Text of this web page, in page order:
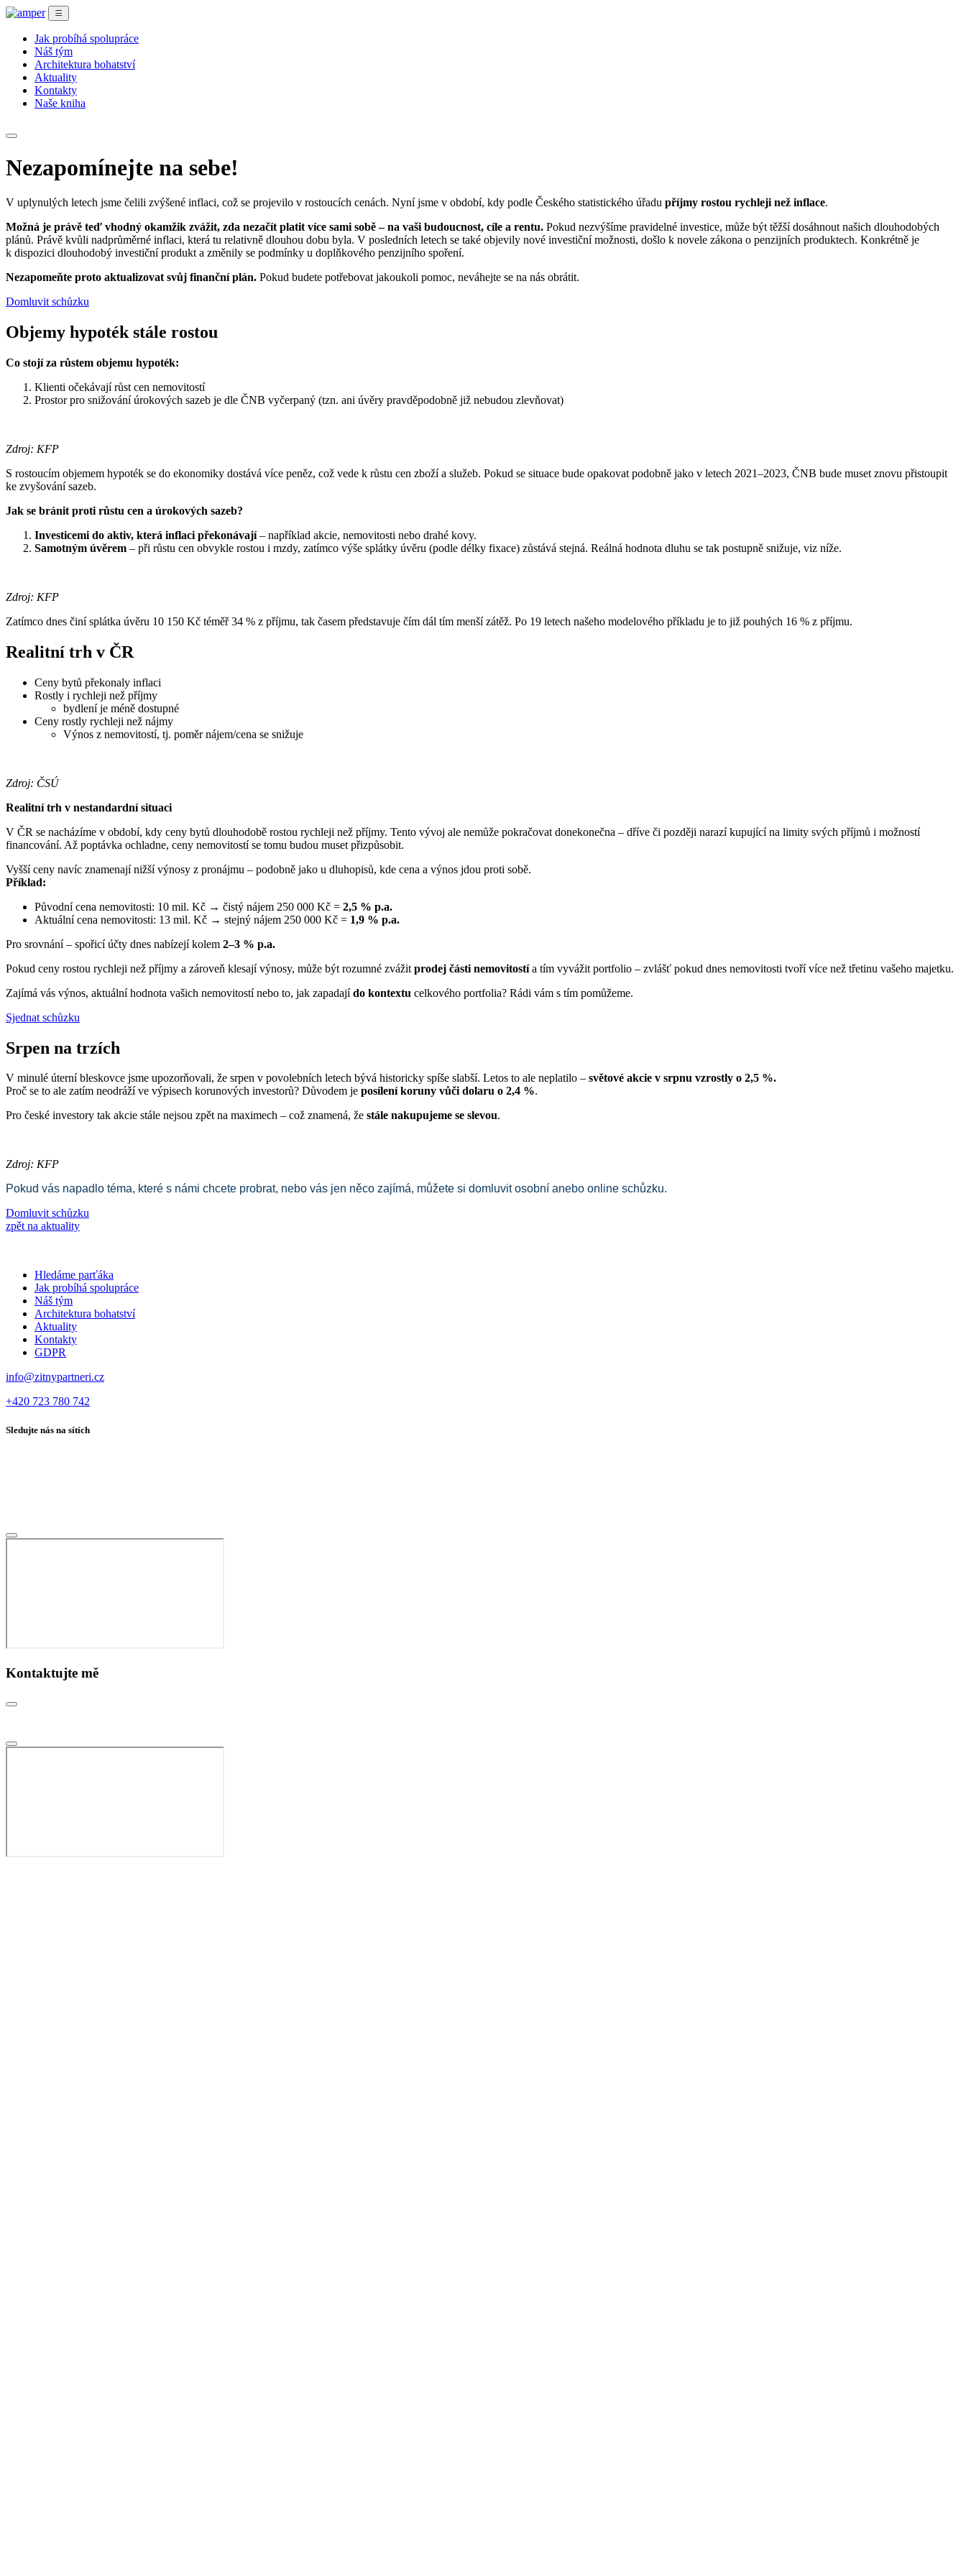
Jak probíhá spolupráce
Náš tým
Architektura bohatství
Aktuality
Kontakty
Naše kniha
Nezapomínejte na sebe!
V uplynulých letech jsme čelili zvýšené inflaci, což se projevilo v rostoucích cenách. Nyní jsme v období, kdy podle Českého statistického úřadu příjmy rostou rychleji než inflace.
Možná je právě teď vhodný okamžik zvážit, zda nezačít platit více sami sobě – na vaši budoucnost, cíle a rentu. Pokud nezvýšíme pravidelné investice, může být těžší dosáhnout našich dlouhodobých
plánů. Právě kvůli nadprůměrné inflaci, která tu relativně dlouhou dobu byla. V posledních letech se také objevily nové investiční možnosti, došlo k novele zákona o penzijních produktech. Konkrétně je
k dispozici dlouhodobý investiční produkt a změnily se podmínky u doplňkového penzijního spoření.
Nezapomeňte proto aktualizovat svůj finanční plán. Pokud budete potřebovat jakoukoli pomoc, neváhejte se na nás obrátit.
Domluvit schůzku
Objemy hypoték stále rostou
Co stojí za růstem objemu hypoték:
Klienti očekávají růst cen nemovitostí
Prostor pro snižování úrokových sazeb je dle ČNB vyčerpaný (tzn. ani úvěry pravděpodobně již nebudou zlevňovat)
Zdroj: KFP
S rostoucím objemem hypoték se do ekonomiky dostává více peněz, což vede k růstu cen zboží a služeb. Pokud se situace bude opakovat podobně jako v letech 2021–2023, ČNB bude muset znovu přistoupit
ke zvyšování sazeb.
Jak se bránit proti růstu cen a úrokových sazeb?
Investicemi do aktiv, která inflaci překonávají– například akcie, nemovitosti nebo drahé kovy.
Samotným úvěrem – při růstu cen obvykle rostou i mzdy, zatímco výše splátky úvěru (podle délky fixace) zůstává stejná. Reálná hodnota dluhu se tak postupně snižuje, viz níže.
Zdroj: KFP
Zatímco dnes činí splátka úvěru 10 150 Kč téměř 34 % z příjmu, tak časem představuje čím dál tím menší zátěž. Po 19 letech našeho modelového příkladu je to již pouhých 16 % z příjmu.
Realitní trh v ČR
Ceny bytů překonaly inflaci
Rostly i rychleji než příjmy
bydlení je méně dostupné
Ceny rostly rychleji než nájmy
Výnos z nemovitostí, tj. poměr nájem/cena se snižuje
Zdroj: ČSÚ
Realitní trh v nestandardní situaci
V ČR se nacházíme v období, kdy ceny bytů dlouhodobě rostou rychleji než příjmy. Tento vývoj ale nemůže pokračovat donekonečna – dříve či později narazí kupující na limity svých příjmů i možností
financování. Až poptávka ochladne, ceny nemovitostí se tomu budou muset přizpůsobit.
Vyšší ceny navíc znamenají nižší výnosy z pronájmu – podobně jako u dluhopisů, kde cena a výnos jdou proti sobě.
Příklad:
Původní cena nemovitosti: 10 mil. Kč → čistý nájem 250 000 Kč = 2,5 % p.a.
Aktuální cena nemovitosti: 13 mil. Kč → stejný nájem 250 000 Kč = 1,9 % p.a.
Pro srovnání – spořicí účty dnes nabízejí kolem 2–3 % p.a.
Pokud ceny rostou rychleji než příjmy a zároveň klesají výnosy, může být rozumné zvážit prodej části nemovitostía tím vyvážit portfolio – zvlášť pokud dnes nemovitosti tvoří více než třetinu vašeho majetku.
Zajímá vás výnos, aktuální hodnota vašich nemovitostí nebo to, jak zapadajído kontextu celkového portfolia? Rádi vám s tím pomůžeme.
Sjednat schůzku
Srpen na trzích
V minulé úterní bleskovce jsme upozorňovali, že srpen v povolebních letech bývá historicky spíše slabší. Letos to ale neplatilo – světové akcie v srpnu vzrostly o 2,5 %.
Proč se to ale zatím neodráží ve výpisech korunových investorů? Důvodem je posílení koruny vůči dolaru o 2,4 %.
Pro české investory tak akcie stále nejsou zpět na maximech – což znamená, že stále nakupujeme se slevou.
Zdroj: KFP
Pokud vás napadlo téma, které s námi chcete probrat, nebo vás jen něco zajímá, můžete si domluvit osobní anebo online schůzku.
Domluvit schůzku
zpět na aktuality
Hledáme parťáka
Jak probíhá spolupráce
Náš tým
Architektura bohatství
Aktuality
Kontakty
GDPR
info@zitnypartneri.cz
+420 723 780 742
Sledujte nás na sítích
Kontaktujte mě